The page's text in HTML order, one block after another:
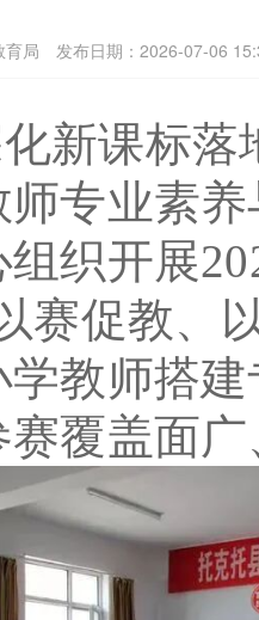
育局 发布日期：2026-07-06
新课标落
师专业素
组织开展
赛促教、
学教师搭
赛覆盖面